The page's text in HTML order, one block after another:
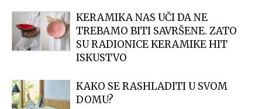
KERAMIKA NAS UČI DA NE
TREBAMO BITI SAVRŠENE. ZATO
SU RADIONICE KERAMIKE HIT
ISKUSTVO
KAKO SE RASHLADITI U SVOM
DOMU?